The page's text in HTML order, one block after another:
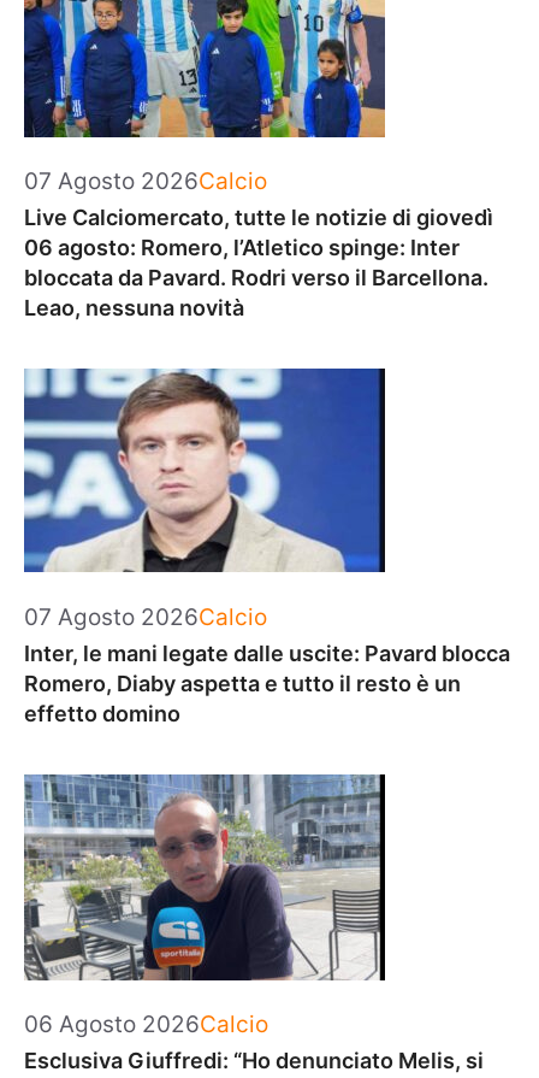
07 Agosto 2026Categorie
Calcio
Live Calciomercato, tutte le notizie di giovedì
06 agosto: Romero, l’Atletico spinge: Inter
bloccata da Pavard. Rodri verso il Barcellona.
Leao, nessuna novità
07 Agosto 2026Categorie
Calcio
Inter, le mani legate dalle uscite: Pavard blocca
Romero, Diaby aspetta e tutto il resto è un
effetto domino
06 Agosto 2026Categorie
Calcio
Esclusiva Giuffredi: “Ho denunciato Melis, si